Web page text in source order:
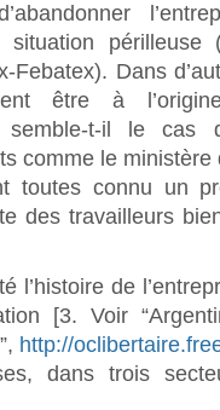
situation
Febatex). Dans
être à
semble-t-il le cas
comme le ministère
toutes connu un
des travailleurs
l’histoire de
[3. Voir
http://
dans trois